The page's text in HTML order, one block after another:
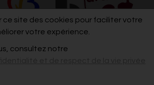
ce site des cookies pour faciliter votre
votre expérience.
consultez notre